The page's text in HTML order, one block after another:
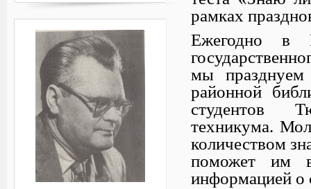
рамках
Ежегодно в
мы празднуем
районной
студентов
техникума.
количеством
поможет им
информацией о